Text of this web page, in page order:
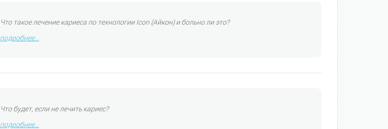
Что такое лечение кариеса по технологии Icon (Айкон) и больно ли это?
подробнее...
Что будет, если не лечить кариес?
подробнее...